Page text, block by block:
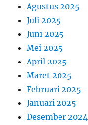
Agustus 2025
Juli 2025
Juni 2025
Mei 2025
April 2025
Maret 2025
Februari 2025
Januari 2025
Desember 2024